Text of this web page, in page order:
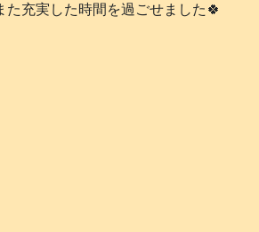
充実した時間を過ごせました🍀